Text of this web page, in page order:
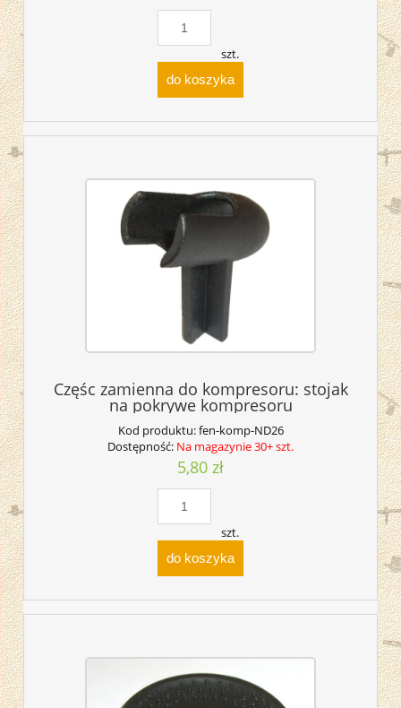
szt.
do koszyka
Częśc zamienna do kompresoru: stojak
na pokrywe kompresoru
Kod produktu:fen-komp-ND26
Dostępność: Na magazynie 30+ szt.
5,80 zł
szt.
do koszyka